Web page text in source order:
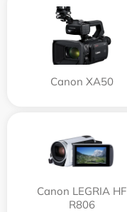
Canon XA50
Canon LEGRIA HF
R806